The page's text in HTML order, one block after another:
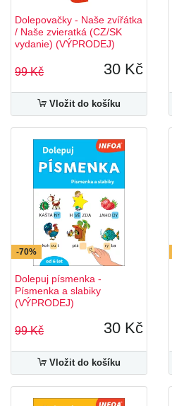
Dolepovačky - Naše zvířátka
/ Naše zvieratká (CZ/SK
vydanie) (VÝPRODEJ)
99 Kč 30 Kč
Vložit do košíku
-70%
Dolepuj písmenka -
Písmenka a slabiky
(VÝPRODEJ)
99 Kč 30 Kč
Vložit do košíku